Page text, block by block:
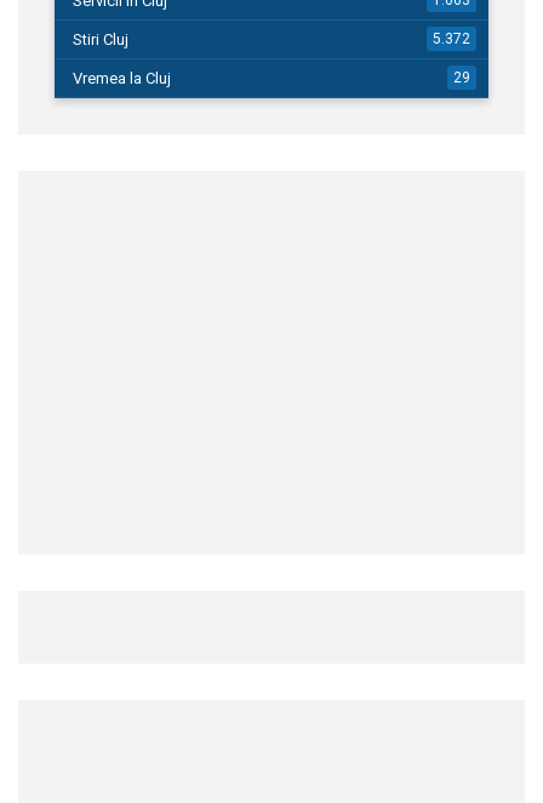
Stiri Cluj 5.372
Vremea la Cluj 29